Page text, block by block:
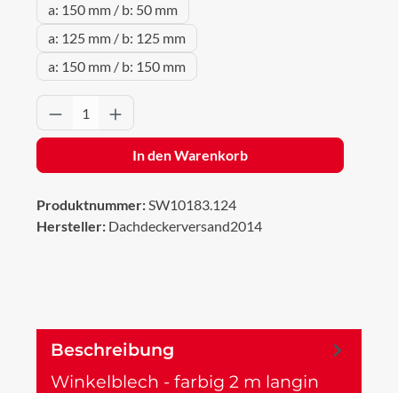
a: 150 mm / b: 50 mm
a: 125 mm / b: 125 mm
a: 150 mm / b: 150 mm
Produkt Anzahl: Gib den gewünschten
In den Warenkorb
Produktnummer:SW10183.124
Hersteller: Dachdeckerversand2014
Beschreibung
Winkelblech - farbig 2 m langin